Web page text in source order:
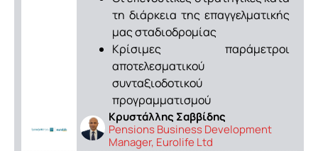
τη διάρκεια της επαγγελματικής
μας σταδιοδρομίας
Κρίσιμες παράμετροι
αποτελεσματικού
συνταξιοδοτικού
προγραμματισμού
Κρυστάλλης Σαββίδης
Pensions Business Development
Manager, Eurolife Ltd